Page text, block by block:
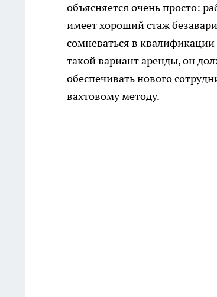
объясняется очень просто:
имеет хороший стаж
сомневаться в
такой вариант аренды, он
обеспечивать нового
вахтовому методу.